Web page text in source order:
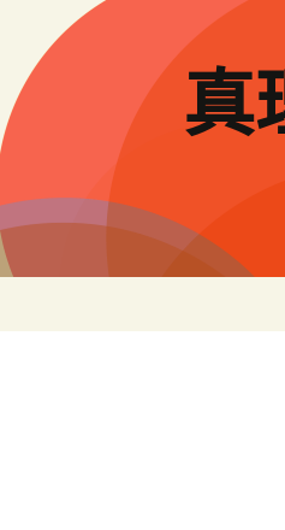
要
內
容
真